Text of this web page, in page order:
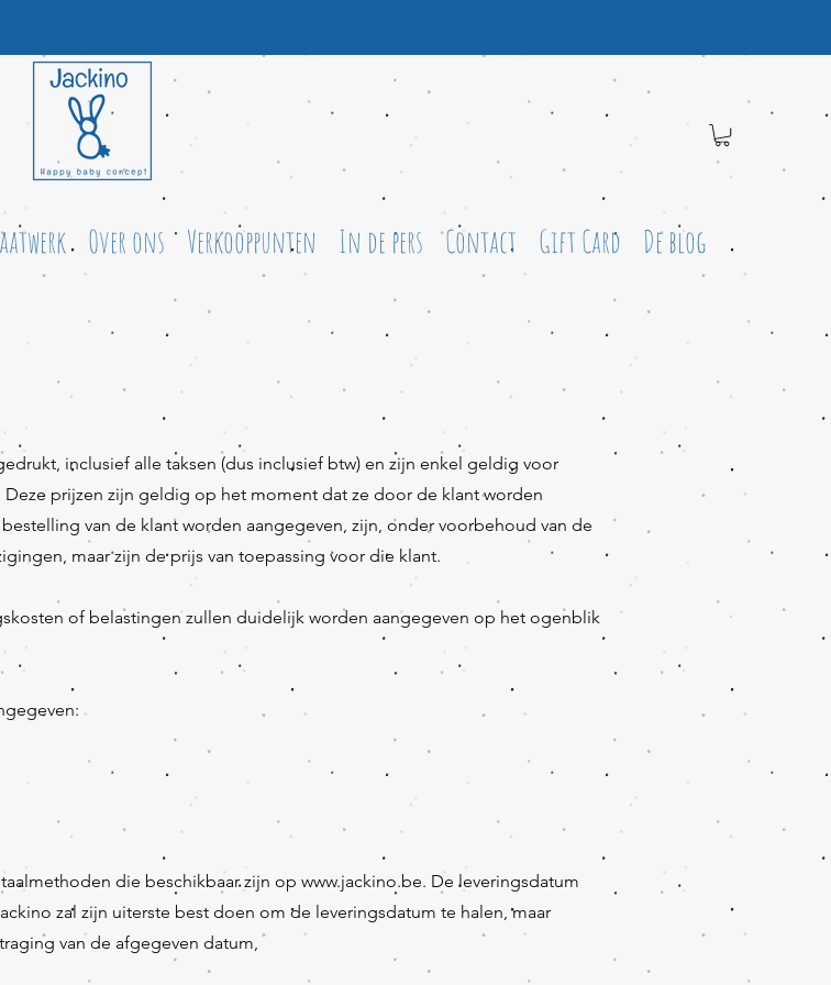
Over ons Verkooppunten In de pers Contact Gift Card De blog
inclusief alle taksen (dus inclusief btw) en zijn enkel geldig voor
Deze prijzen zijn geldig op het moment dat ze door de klant worden
van de klant worden aangegeven, zijn, onder voorbehoud van de
maar zijn de prijs van toepassing voor die klant.
of belastingen zullen duidelijk worden aangegeven op het ogenblik
die beschikbaar zijn op www.jackino.be. De leveringsdatum
zal zijn uiterste best doen om de leveringsdatum te halen, maar
van de afgegeven datum,